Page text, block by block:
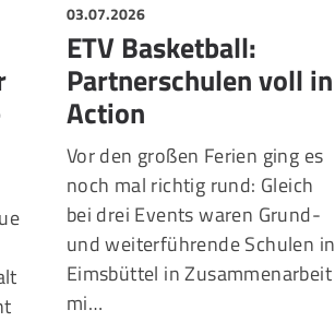
03.07.2026
ETV Basketball:
Partnerschulen voll in
Action
Vor den großen Ferien ging es
noch mal richtig rund: Gleich
bei drei Events waren Grund-
und weiterführende Schulen in
Eimsbüttel in Zusammenarbeit
mi…